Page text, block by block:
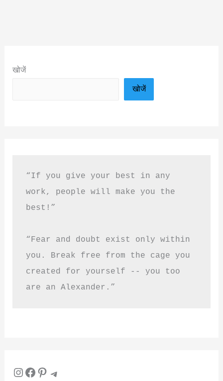
खोजें
खोजें
“If you give your best in any
work, people will make you the
best!”
“Fear and doubt exist only within
you. Break free from the cage you
created for yourself -- you too
are an Alexander.”
InstagramFacebook Pinterest Telegram